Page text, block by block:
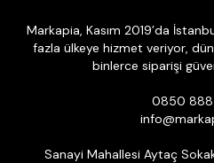
Markapia, Kasım 2019’da
fazla ülkeye hizmet veriyor,
binlerce siparişi
0850 888
Sanayi Mahallesi Aytaç